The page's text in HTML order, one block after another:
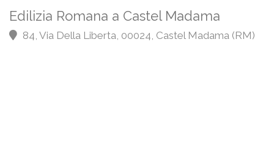
Edilizia Romana a Castel Madama
84, Via Della Liberta, 00024, Castel Madama (RM)